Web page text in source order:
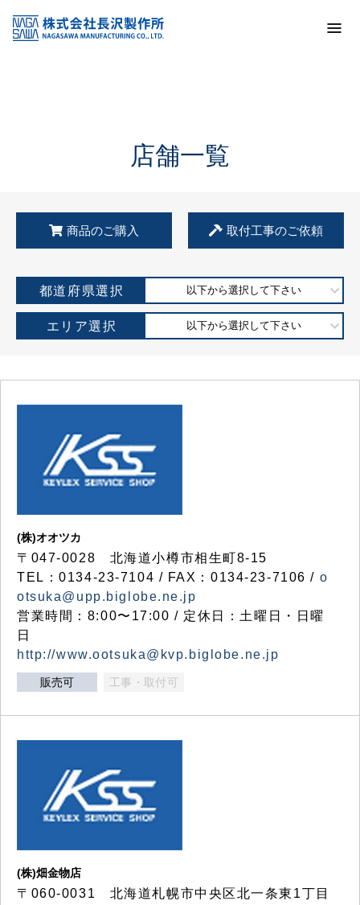
KSS加盟店・取扱店情報
店舗一覧
店舗一覧
商品のご購入 取付工事のご依頼
都道府県選択 以下から選択して下さい
エリア選択 以下から選択して下さい
(株)オオツカ
〒047-0028 北海道小樽市相生町8-15
TEL：0134-23-7104 / FAX：0134-23-7106 / o
otsuka@upp.biglobe.ne.jp
営業時間：8:00〜17:00 / 定休日：土曜日・日曜
日
http://www.ootsuka@kvp.biglobe.ne.jp
販売可 工事・取付可
(株)畑金物店
〒060-0031 北海道札幌市中央区北一条東1丁目